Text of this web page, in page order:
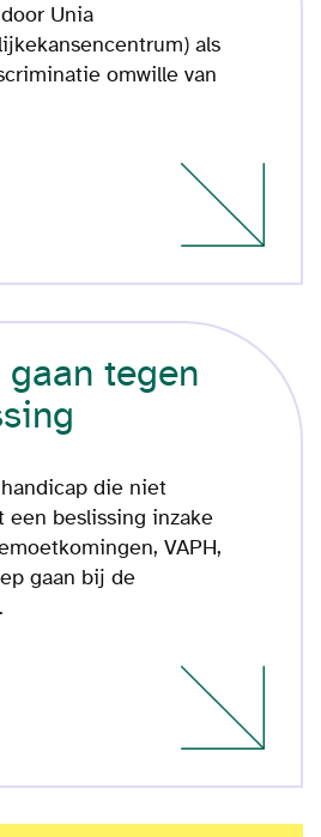
Unia
als
omwille van
tegen
die niet
een beslissing inzake
VAPH,
gaan bij de